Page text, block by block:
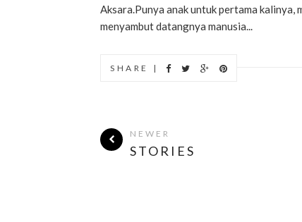
Aksara.Punya anak untuk pertama kalinya,
menyambut datangnya manusia...
SHARE |
NEWER
STORIES